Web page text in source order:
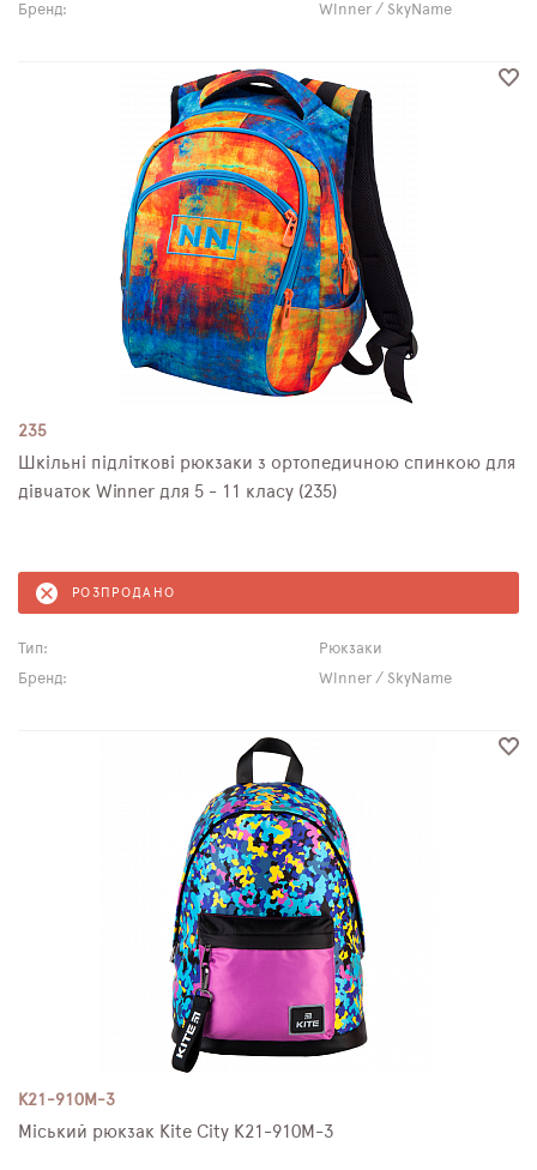
Бренд: Winner / SkyName
235
Шкільні підліткові рюкзаки з ортопедичною спинкою для
дівчаток Winner для 5 - 11 класу (235)
РОЗПРОДАНО
Тип:
Рюкзаки
Бренд:
Winner / SkyName
K21-910M-3
Міський рюкзак Kite City K21-910M-3